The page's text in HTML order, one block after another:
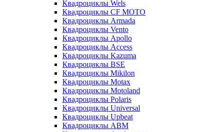
Квадроциклы Wels
Квадроциклы CF MOTO
Квадроциклы Armada
Квадроциклы Vento
Квадроциклы Apollo
Квадроциклы Access
Квадроциклы Kazuma
Квадроциклы BSE
Квадроциклы Mikilon
Квадроциклы Motax
Квадроциклы Motoland
Квадроциклы Polaris
Квадроциклы Universal
Квадроциклы Upbeat
Квадроциклы ABM